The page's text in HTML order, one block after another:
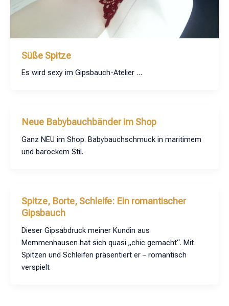
Süße Spitze
Es wird sexy im Gipsbauch-Atelier …
Neue Babybauchbänder im Shop
Ganz NEU im Shop. Babybauchschmuck in maritimem
und barockem Stil.
Spitze, Borte, Schleife: Ein romantischer
Gipsbauch
Dieser Gipsabdruck meiner Kundin aus
Memmenhausen hat sich quasi „chic gemacht“. Mit
Spitzen und Schleifen präsentiert er – romantisch
verspielt